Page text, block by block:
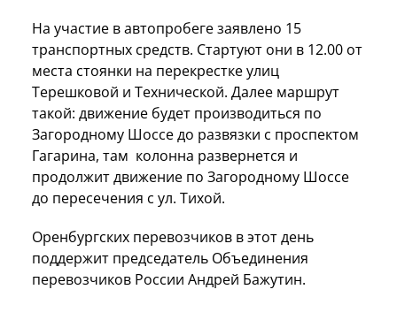
На участие в автопробеге заявлено 15
транспортных средств. Стартуют они в 12.00 от
места стоянки на перекрестке улиц
Терешковой и Технической. Далее маршрут
такой: движение будет производиться по
Загородному Шоссе до развязки с проспектом
Гагарина, там колонна развернется и
продолжит движение по Загородному Шоссе
до пересечения с ул. Тихой.
Оренбургских перевозчиков в этот день
поддержит председатель Объединения
перевозчиков России Андрей Бажутин.